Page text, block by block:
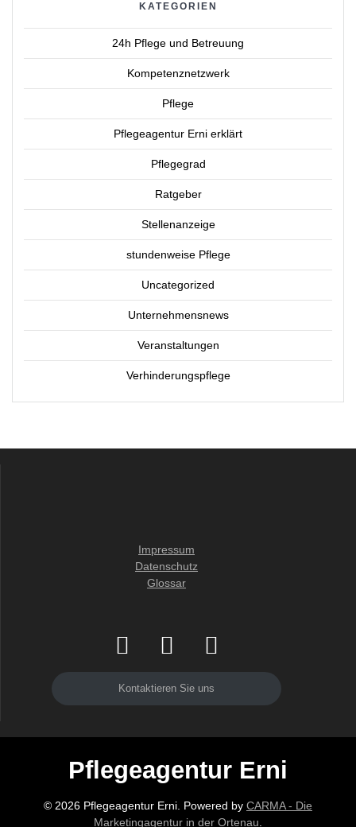
KATEGORIEN
24h Pflege und Betreuung
Kompetenznetzwerk
Pflege
Pflegeagentur Erni erklärt
Pflegegrad
Ratgeber
Stellenanzeige
stundenweise Pflege
Uncategorized
Unternehmensnews
Veranstaltungen
Verhinderungspflege
Impressum
Datenschutz
Glossar
Kontaktieren Sie uns
Pflegeagentur Erni
© 2026 Pflegeagentur Erni. Powered by CARMA - Die
Marketingagentur in der Ortenau